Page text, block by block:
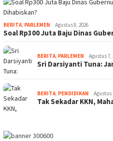
BERITA, PARLEMEN Agustus 8, 2026
Soal Rp300 Juta Baju Dinas
BERITA, PARLEMEN Agustus 7,
Sri Darsiyanti Tuna:
BERITA, PENDIDIKAN Agustus
Tak Sekadar KKN,